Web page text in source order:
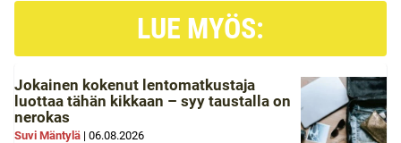
LUE MYÖS:
Jokainen kokenut lentomatkustaja
luottaa tähän kikkaan – syy taustalla on
nerokas
Suvi Mäntylä | 06.08.2026